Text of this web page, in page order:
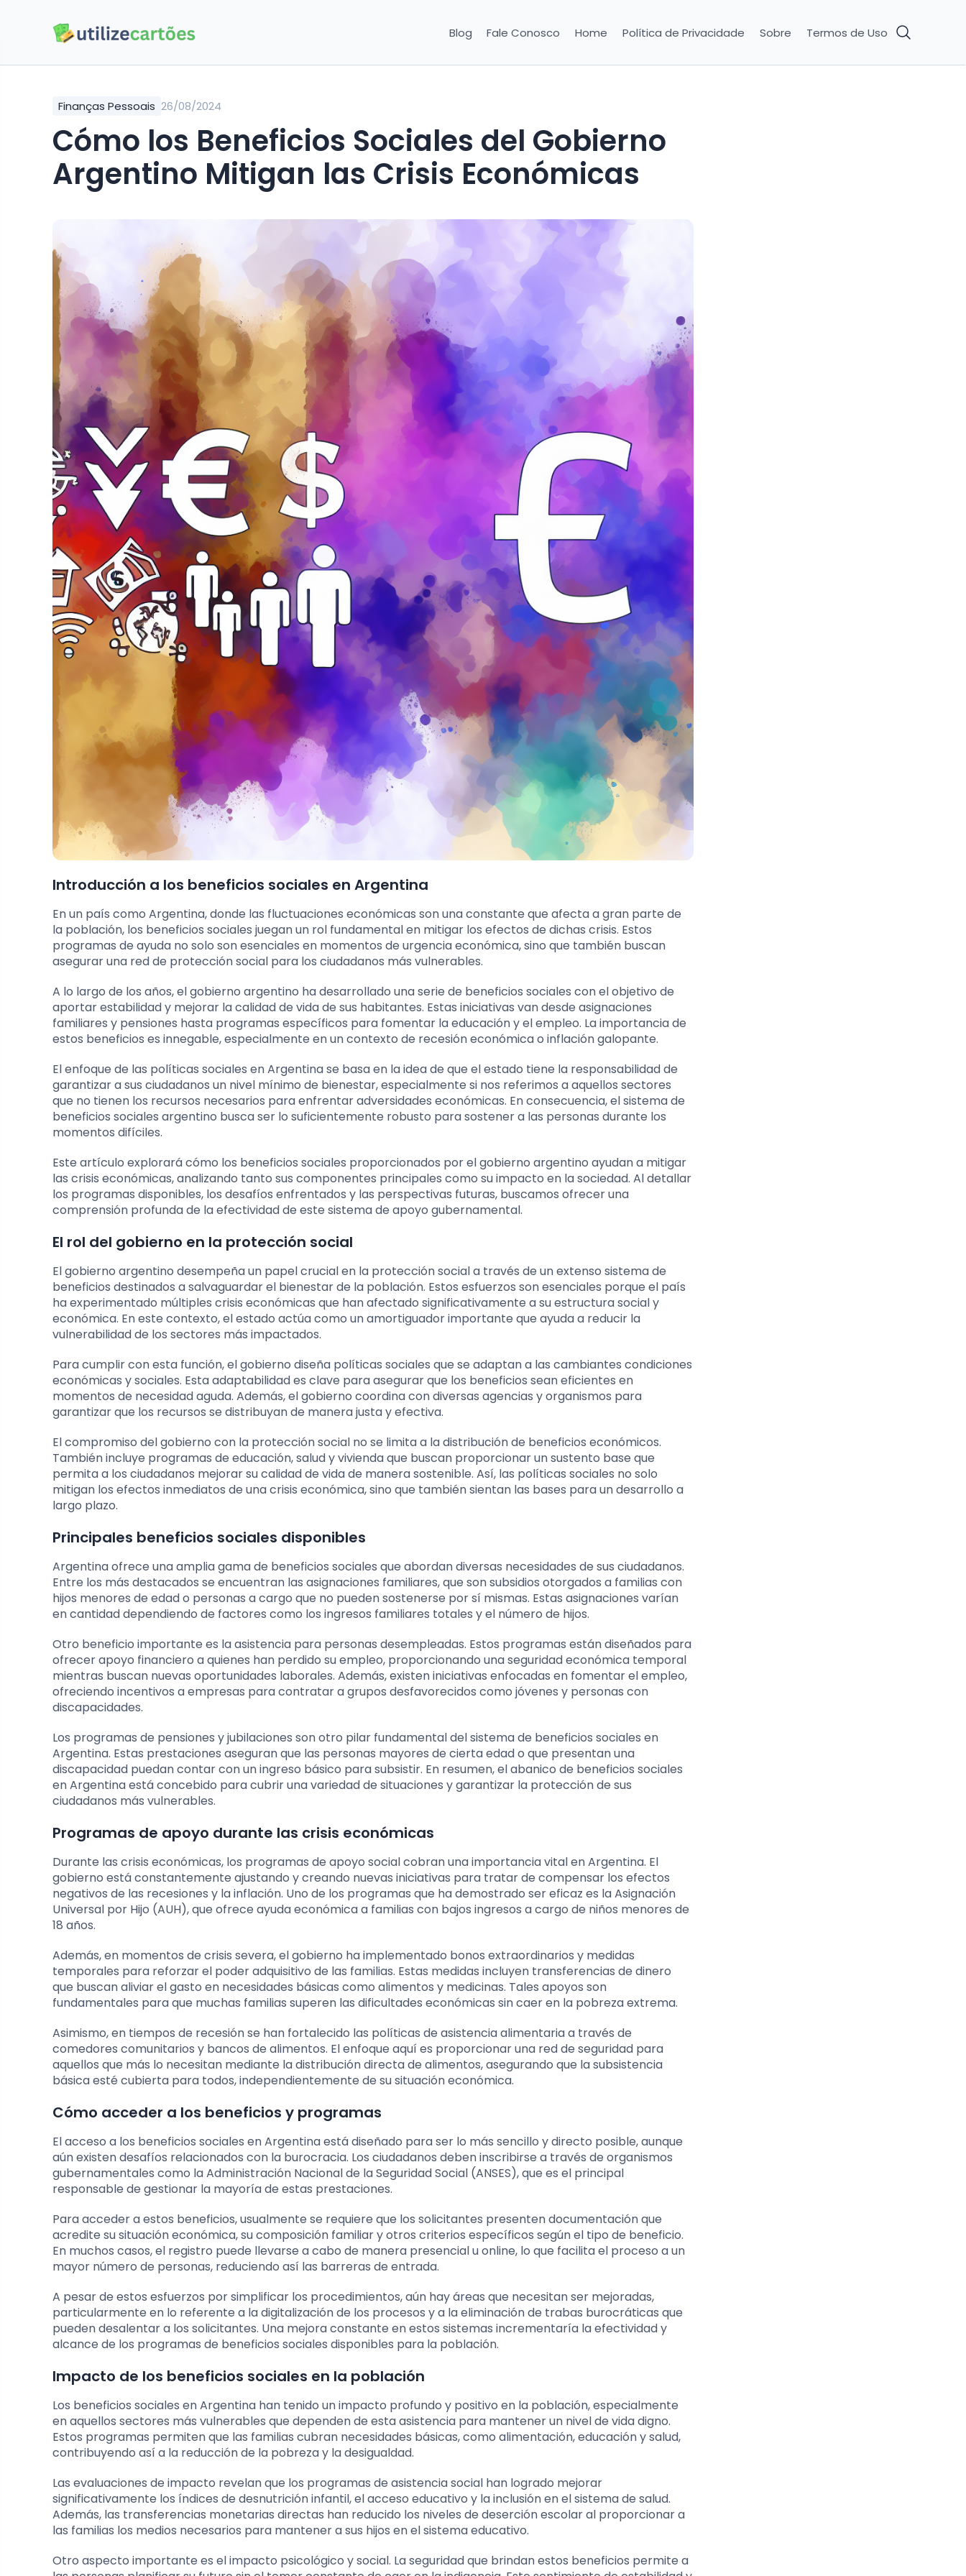
Blog Fale Conosco Home Política de Privacidade Sobre Termos de Uso
Finanças Pessoais 26/08/2024
Cómo los Beneficios Sociales del Gobierno
Argentino Mitigan las Crisis Económicas
Introducción a los beneficios sociales en Argentina
En un país como Argentina, donde las fluctuaciones económicas son una constante que afecta a gran parte de
la población, los beneficios sociales juegan un rol fundamental en mitigar los efectos de dichas crisis. Estos
programas de ayuda no solo son esenciales en momentos de urgencia económica, sino que también buscan
asegurar una red de protección social para los ciudadanos más vulnerables.
A lo largo de los años, el gobierno argentino ha desarrollado una serie de beneficios sociales con el objetivo de
aportar estabilidad y mejorar la calidad de vida de sus habitantes. Estas iniciativas van desde asignaciones
familiares y pensiones hasta programas específicos para fomentar la educación y el empleo. La importancia de
estos beneficios es innegable, especialmente en un contexto de recesión económica o inflación galopante.
El enfoque de las políticas sociales en Argentina se basa en la idea de que el estado tiene la responsabilidad de
garantizar a sus ciudadanos un nivel mínimo de bienestar, especialmente si nos referimos a aquellos sectores
que no tienen los recursos necesarios para enfrentar adversidades económicas. En consecuencia, el sistema de
beneficios sociales argentino busca ser lo suficientemente robusto para sostener a las personas durante los
momentos difíciles.
Este artículo explorará cómo los beneficios sociales proporcionados por el gobierno argentino ayudan a mitigar
las crisis económicas, analizando tanto sus componentes principales como su impacto en la sociedad. Al detallar
los programas disponibles, los desafíos enfrentados y las perspectivas futuras, buscamos ofrecer una
comprensión profunda de la efectividad de este sistema de apoyo gubernamental.
El rol del gobierno en la protección social
El gobierno argentino desempeña un papel crucial en la protección social a través de un extenso sistema de
beneficios destinados a salvaguardar el bienestar de la población. Estos esfuerzos son esenciales porque el país
ha experimentado múltiples crisis económicas que han afectado significativamente a su estructura social y
económica. En este contexto, el estado actúa como un amortiguador importante que ayuda a reducir la
vulnerabilidad de los sectores más impactados.
Para cumplir con esta función, el gobierno diseña políticas sociales que se adaptan a las cambiantes condiciones
económicas y sociales. Esta adaptabilidad es clave para asegurar que los beneficios sean eficientes en
momentos de necesidad aguda. Además, el gobierno coordina con diversas agencias y organismos para
garantizar que los recursos se distribuyan de manera justa y efectiva.
El compromiso del gobierno con la protección social no se limita a la distribución de beneficios económicos.
También incluye programas de educación, salud y vivienda que buscan proporcionar un sustento base que
permita a los ciudadanos mejorar su calidad de vida de manera sostenible. Así, las políticas sociales no solo
mitigan los efectos inmediatos de una crisis económica, sino que también sientan las bases para un desarrollo a
largo plazo.
Principales beneficios sociales disponibles
Argentina ofrece una amplia gama de beneficios sociales que abordan diversas necesidades de sus ciudadanos.
Entre los más destacados se encuentran las asignaciones familiares, que son subsidios otorgados a familias con
hijos menores de edad o personas a cargo que no pueden sostenerse por sí mismas. Estas asignaciones varían
en cantidad dependiendo de factores como los ingresos familiares totales y el número de hijos.
Otro beneficio importante es la asistencia para personas desempleadas. Estos programas están diseñados para
ofrecer apoyo financiero a quienes han perdido su empleo, proporcionando una seguridad económica temporal
mientras buscan nuevas oportunidades laborales. Además, existen iniciativas enfocadas en fomentar el empleo,
ofreciendo incentivos a empresas para contratar a grupos desfavorecidos como jóvenes y personas con
discapacidades.
Los programas de pensiones y jubilaciones son otro pilar fundamental del sistema de beneficios sociales en
Argentina. Estas prestaciones aseguran que las personas mayores de cierta edad o que presentan una
discapacidad puedan contar con un ingreso básico para subsistir. En resumen, el abanico de beneficios sociales
en Argentina está concebido para cubrir una variedad de situaciones y garantizar la protección de sus
ciudadanos más vulnerables.
Programas de apoyo durante las crisis económicas
Durante las crisis económicas, los programas de apoyo social cobran una importancia vital en Argentina. El
gobierno está constantemente ajustando y creando nuevas iniciativas para tratar de compensar los efectos
negativos de las recesiones y la inflación. Uno de los programas que ha demostrado ser eficaz es la Asignación
Universal por Hijo (AUH), que ofrece ayuda económica a familias con bajos ingresos a cargo de niños menores de
18 años.
Además, en momentos de crisis severa, el gobierno ha implementado bonos extraordinarios y medidas
temporales para reforzar el poder adquisitivo de las familias. Estas medidas incluyen transferencias de dinero
que buscan aliviar el gasto en necesidades básicas como alimentos y medicinas. Tales apoyos son
fundamentales para que muchas familias superen las dificultades económicas sin caer en la pobreza extrema.
Asimismo, en tiempos de recesión se han fortalecido las políticas de asistencia alimentaria a través de
comedores comunitarios y bancos de alimentos. El enfoque aquí es proporcionar una red de seguridad para
aquellos que más lo necesitan mediante la distribución directa de alimentos, asegurando que la subsistencia
básica esté cubierta para todos, independientemente de su situación económica.
Cómo acceder a los beneficios y programas
El acceso a los beneficios sociales en Argentina está diseñado para ser lo más sencillo y directo posible, aunque
aún existen desafíos relacionados con la burocracia. Los ciudadanos deben inscribirse a través de organismos
gubernamentales como la Administración Nacional de la Seguridad Social (ANSES), que es el principal
responsable de gestionar la mayoría de estas prestaciones.
Para acceder a estos beneficios, usualmente se requiere que los solicitantes presenten documentación que
acredite su situación económica, su composición familiar y otros criterios específicos según el tipo de beneficio.
En muchos casos, el registro puede llevarse a cabo de manera presencial u online, lo que facilita el proceso a un
mayor número de personas, reduciendo así las barreras de entrada.
A pesar de estos esfuerzos por simplificar los procedimientos, aún hay áreas que necesitan ser mejoradas,
particularmente en lo referente a la digitalización de los procesos y a la eliminación de trabas burocráticas que
pueden desalentar a los solicitantes. Una mejora constante en estos sistemas incrementaría la efectividad y
alcance de los programas de beneficios sociales disponibles para la población.
Impacto de los beneficios sociales en la población
Los beneficios sociales en Argentina han tenido un impacto profundo y positivo en la población, especialmente
en aquellos sectores más vulnerables que dependen de esta asistencia para mantener un nivel de vida digno.
Estos programas permiten que las familias cubran necesidades básicas, como alimentación, educación y salud,
contribuyendo así a la reducción de la pobreza y la desigualdad.
Las evaluaciones de impacto revelan que los programas de asistencia social han logrado mejorar
significativamente los índices de desnutrición infantil, el acceso educativo y la inclusión en el sistema de salud.
Además, las transferencias monetarias directas han reducido los niveles de deserción escolar al proporcionar a
las familias los medios necesarios para mantener a sus hijos en el sistema educativo.
Otro aspecto importante es el impacto psicológico y social. La seguridad que brindan estos beneficios permite a